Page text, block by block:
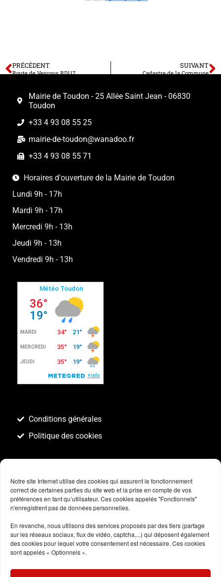
Notre site Internet utilise des cookies qui assurent le fonctionnement
correct de certaines parties du site web et la prise en compte de vos
préférences en tant qu’utilisateur. Ces cookies appelés "Fonctionnels"
n'enregistrent pas de données personnelles.
En revanche, nous utilisons des services proposés par des tiers (partage
sur les réseaux sociaux, flux de vidéo, captcha,...) qui déposent également
des cookies pour lequel votre consentement est nécessaire. Ces cookies
sont appelés « Optionnels ».
PRÉCÉDENT
Route de Vescous RD117
SUIVANT
Cadastre de la Commune
Mairie de Toudon - 25 Allée Saint Jean - 06830
Toudon
+33 4 93 08 55 25
mairie-de-toudon@wanadoo.fr
+33 4 93 08 55 71
Horaires d'ouverture de la Mairie de Toudon
Lundi 9h - 17h
Mardi 9h - 17h
Mercredi 9h - 13h
Jeudi 9h - 13h
Vendredi 9h - 13h
Conditions générales
Politique des cookies